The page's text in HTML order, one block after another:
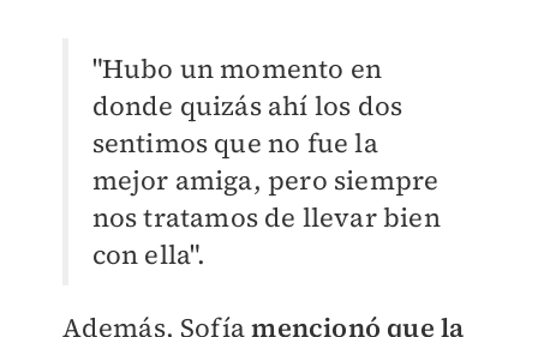
"Hubo un momento en
donde quizás ahí los dos
sentimos que no fue la
mejor amiga, pero siempre
nos tratamos de llevar bien
con ella".
Además, Sofíamencionó que la